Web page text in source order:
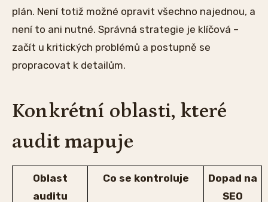
plán. Není totiž možné opravit všechno najednou, a
není to ani nutné. Správná strategie je klíčová –
začít u kritických problémů a postupně se
propracovat k detailům.
Konkrétní oblasti, které
audit mapuje
Oblast
auditu
Co se kontroluje
Dopad na
SEO